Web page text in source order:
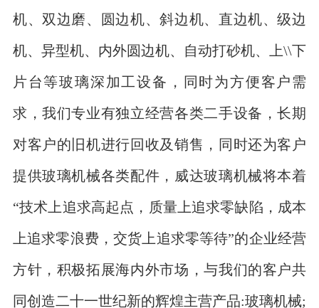
机、双边磨、圆边机、斜边机、直边机、级边
机、异型机、内外圆边机、自动打砂机、上\\下
片台等玻璃深加工设备，同时为方便客户需
求，我们专业有独立经营各类二手设备，长期
对客户的旧机进行回收及销售，同时还为客户
提供玻璃机械各类配件，威达玻璃机械将本着
“技术上追求高起点，质量上追求零缺陷，成本
上追求零浪费，交货上追求零等待”的企业经营
方针，积极拓展海内外市场，与我们的客户共
同创造二十一世纪新的辉煌主营产品:玻璃机械;